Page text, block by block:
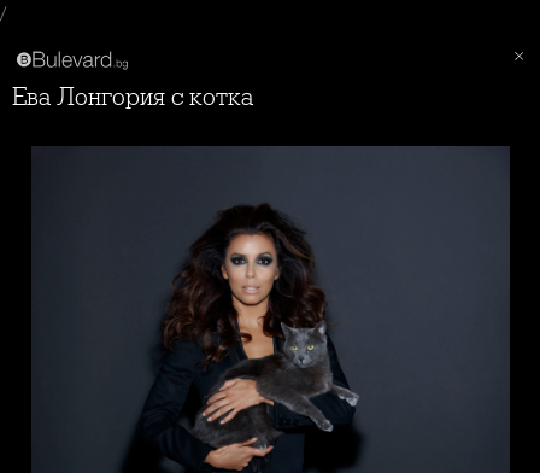
/
Ева Лонгория с котка